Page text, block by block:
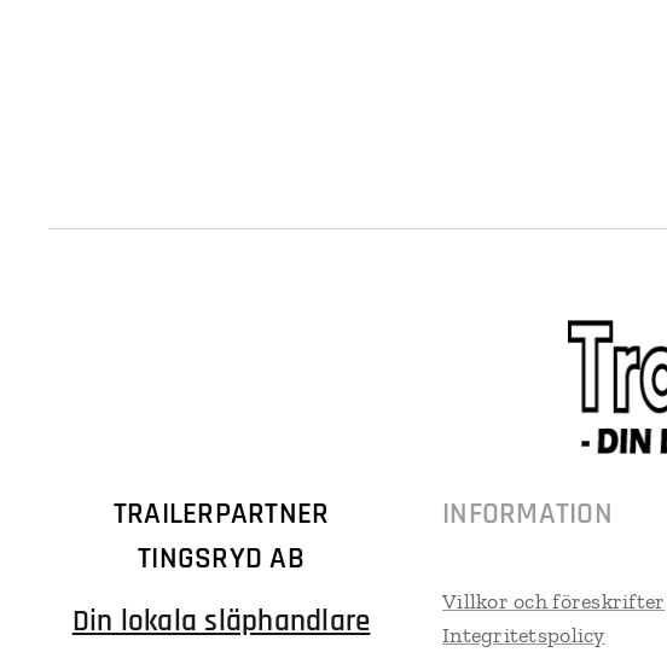
TRAILERPARTNER
TINGSRYD AB
Din lokala släphandlare
INFORMATION
Villkor och föreskrifter
Integritetspolicy